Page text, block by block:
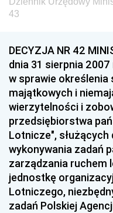
Dziennik Urzędowy
Dziennik Urzędowy
Regionalnej
Dziennik Urzędowy
Dziennik Urzędowy
Dziennik Urzędowy
Inspektora Ochrony
Dziennik Urzędowy
Dziennik Urzędowy
Narodowego i Sportu
Dziennik Urzędowy
43
DECYZJA NR 42
dnia 31 sierpnia
w sprawie określenia
majątkowych i
wierzytelności i
przedsiębiorstwa
Lotnicze",
wykonywania zadań
zarządzania ruchem
jednostkę
Lotniczego,
zadań Polskiej